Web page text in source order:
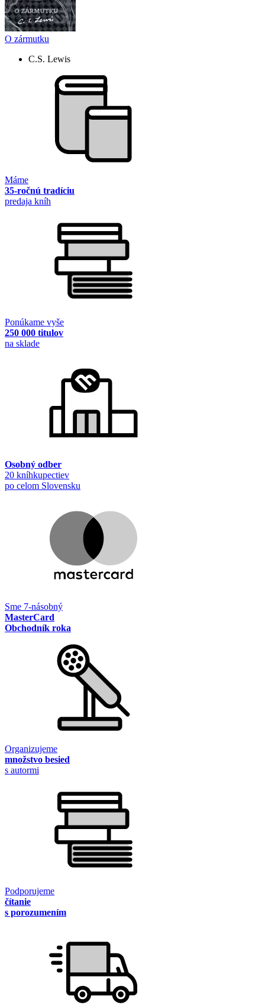
O zármutku
C.S. Lewis
Máme
35-ročnú tradíciu
predaja kníh
Ponúkame vyše
250 000 titulov
na sklade
Osobný odber
20 kníhkupectiev
po celom Slovensku
Sme 7-násobný
MasterCard
Obchodník roka
Organizujeme
množstvo besied
s autormi
Podporujeme
čítanie
s porozumením